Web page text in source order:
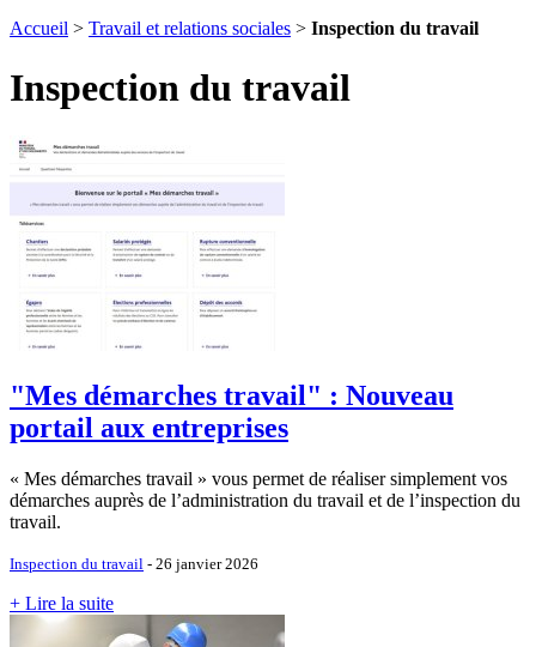
Accueil > Travail et relations sociales > Inspection du travail
Inspection du travail
"Mes démarches travail" : Nouveau
portail aux entreprises
« Mes démarches travail » vous permet de réaliser simplement vos
démarches auprès de l’administration du travail et de l’inspection du
travail.
Inspection du travail - 26 janvier 2026
+ Lire la suite